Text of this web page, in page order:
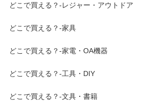
どこで買える？-レジャー・アウトドア
どこで買える？-家具
どこで買える？-家電・OA機器
どこで買える？-工具・DIY
どこで買える？-文具・書籍